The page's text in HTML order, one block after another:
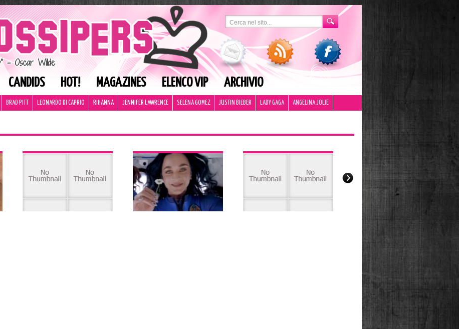
CANDIDS HOT! MAGAZINES ELENCO VIP ARCHIVIO
BRAD PITT LEONARDO DI CAPRIO RIHANNA JENNIFER LAWRENCE SELENA GOMEZ JUSTIN BIEBER LADY GAGA ANGELINA JOLIE